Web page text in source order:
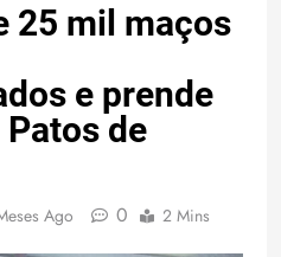
25 mil maços
e prende
de
Ago 0 2 Mins